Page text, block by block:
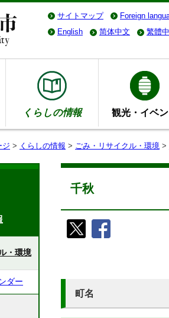
サイトマップ Foreign
English
简体中文 繁體
くらしの情報 観光・イベン
ジ > くらしの情報 > ごみ・リサイクル・環境 >
千秋
町名
・環境
ダー